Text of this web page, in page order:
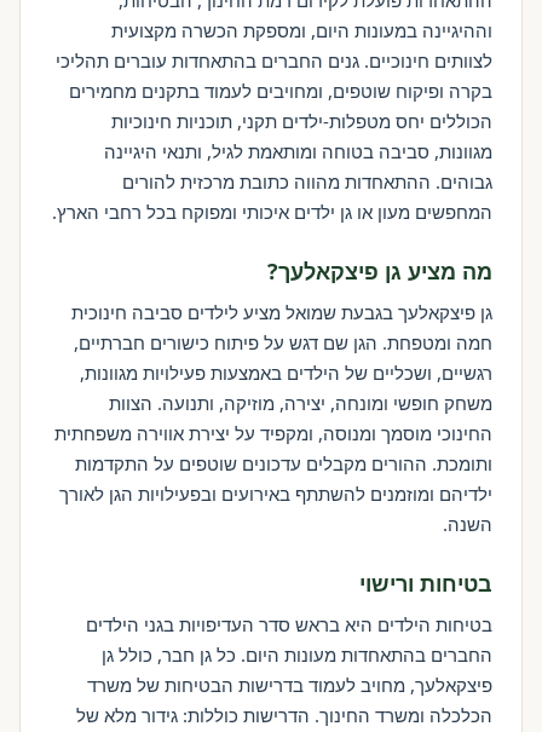
וההיגיינה במעונות היום, ומספקת הכשרה מקצועית
לצוותים חינוכיים. גנים החברים בהתאחדות עוברים תהליכי
בקרה ופיקוח שוטפים, ומחויבים לעמוד בתקנים מחמירים
הכוללים יחס מטפלות-ילדים תקני, תוכניות חינוכיות
מגוונות, סביבה בטוחה ומותאמת לגיל, ותנאי היגיינה
גבוהים. ההתאחדות מהווה כתובת מרכזית להורים
המחפשים מעון או גן ילדים איכותי ומפוקח בכל רחבי הארץ.
מה מציע גן פיצקאלעך?
גן פיצקאלעך בגבעת שמואל מציע לילדים סביבה חינוכית
חמה ומטפחת. הגן שם דגש על פיתוח כישורים חברתיים,
רגשיים, ושכליים של הילדים באמצעות פעילויות מגוונות,
משחק חופשי ומונחה, יצירה, מוזיקה, ותנועה. הצוות
החינוכי מוסמך ומנוסה, ומקפיד על יצירת אווירה משפחתית
ותומכת. ההורים מקבלים עדכונים שוטפים על התקדמות
ילדיהם ומוזמנים להשתתף באירועים ובפעילויות הגן לאורך
השנה.
בטיחות ורישוי
בטיחות הילדים היא בראש סדר העדיפויות בגני הילדים
החברים בהתאחדות מעונות היום. כל גן חבר, כולל גן
פיצקאלעך, מחויב לעמוד בדרישות הבטיחות של משרד
הכלכלה ומשרד החינוך. הדרישות כוללות: גידור מלא של